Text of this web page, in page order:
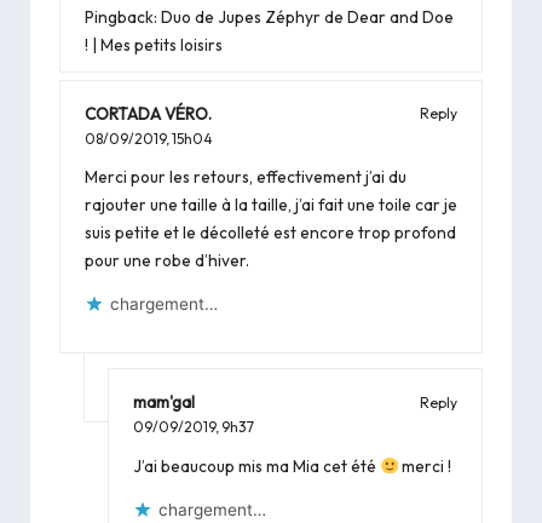
Pingback: Duo de Jupes Zéphyr de Dear and Doe
! | Mes petits loisirs
CORTADA VÉRO.
Reply
08/09/2019, 15h04
Merci pour les retours, effectivement j’ai du
rajouter une taille à la taille, j’ai fait une toile car je
suis petite et le décolleté est encore trop profond
pour une robe d’hiver.
chargement…
mam'gal
Reply
09/09/2019, 9h37
J’ai beaucoup mis ma Mia cet été merci !
chargement…